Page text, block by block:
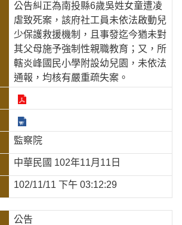
公告糾正為南投縣6歲吳姓女童遭凌
虐致死案，該府社工員未依法啟動兒
少保護救援機制，且事發迄今猶未對
其父母施予強制性親職教育；又，所
轄炎峰國民小學附設幼兒園，未依法
通報，均核有嚴重疏失案。
監察院
中華民國 102年11月11日
102/11/11 下午 03:12:29
公告